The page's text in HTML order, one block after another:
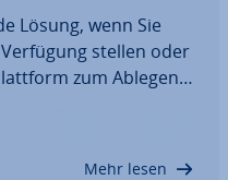
Lösung, wenn Sie
stellen oder
zum Ablegen
spielt die
Mehr lesen